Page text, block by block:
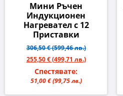
Мини Ръчен
Индукционен
Нагревател с 12
Приставки
306,50 €(599,46 лв.)
255,50 €(499,71 лв.)
Спестявате:
51,00 €(99,75 лв.)